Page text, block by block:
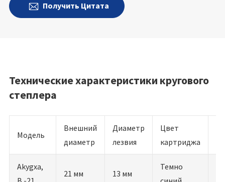
 Получить Цитата
Технические характеристики кругового
степлера
Модель
Внешний
диаметр
Диаметр
лезвия
Цвет
картриджа
Akygxa,
21 мм 13 мм
Темно